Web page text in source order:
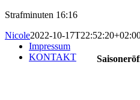
Strafminuten 16:16
Nicole2022-10-
Impressum
KONTAKT